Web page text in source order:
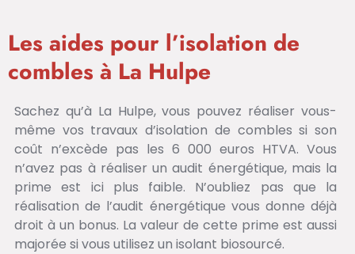
Les aides pour l’isolation de
combles à La Hulpe
Sachez qu’à La Hulpe, vous pouvez réaliser vous-
même vos travaux d’isolation de combles si son
coût n’excède pas les 6 000 euros HTVA. Vous
n’avez pas à réaliser un audit énergétique, mais la
prime est ici plus faible. N’oubliez pas que la
réalisation de l’audit énergétique vous donne déjà
droit à un bonus. La valeur de cette prime est aussi
majorée si vous utilisez un isolant biosourcé.